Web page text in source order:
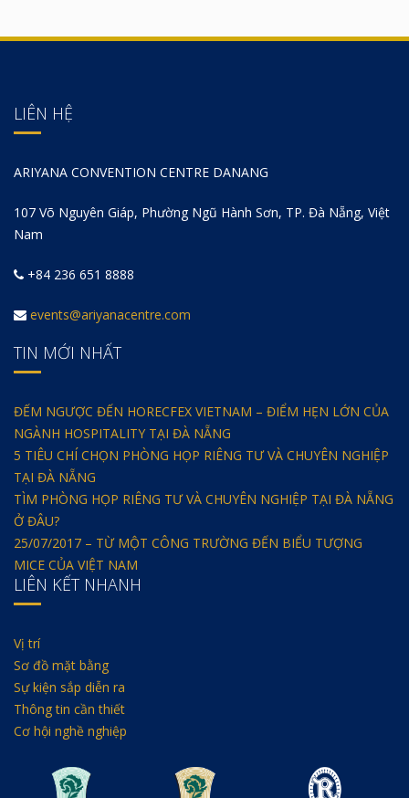
LIÊN HỆ
ARIYANA CONVENTION CENTRE DANANG
107 Võ Nguyên Giáp, Phường Ngũ Hành Sơn, TP. Đà Nẵng, Việt
Nam
+84 236 651 8888
events@ariyanacentre.com
TIN MỚI NHẤT
ĐẾM NGƯỢC ĐẾN HORECFEX VIETNAM – ĐIỂM HẸN LỚN CỦA
NGÀNH HOSPITALITY TẠI ĐÀ NẴNG
5 TIÊU CHÍ CHỌN PHÒNG HỌP RIÊNG TƯ VÀ CHUYÊN NGHIỆP
TẠI ĐÀ NẴNG
TÌM PHÒNG HỌP RIÊNG TƯ VÀ CHUYÊN NGHIỆP TẠI ĐÀ NẴNG
Ở ĐÂU?
25/07/2017 – TỪ MỘT CÔNG TRƯỜNG ĐẾN BIỂU TƯỢNG
MICE CỦA VIỆT NAM
LIÊN KẾT NHANH
Vị trí
Sơ đồ mặt bằng
Sự kiện sắp diễn ra
Thông tin cần thiết
Cơ hội nghề nghiệp